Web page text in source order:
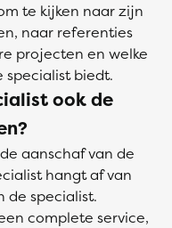
te kijken naar zijn
naar referenties
projecten en welke
specialist biedt.
ook de
aanschaf van de
hangt af van
de specialist.
complete service,